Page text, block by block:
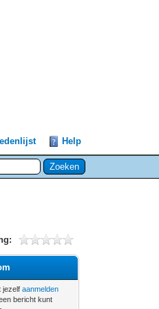
Help
jezelfaanmelden
bericht kunt